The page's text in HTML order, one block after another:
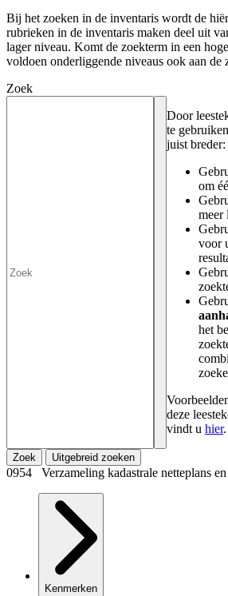
Bij het zoeken in de inventaris wordt de
rubrieken in de inventaris maken deel uit
lager niveau. Komt de zoekterm in een
voldoen onderliggende niveaus ook aan de
Zoek
Door
te
juist breder:
om
meer
voor
het
deze
vindt u hier.
Zoek Uitgebreid zoeken
0954 Verzameling kadastrale netteplans
Kenmerken